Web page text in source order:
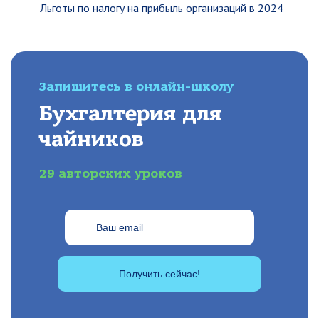
Льготы по налогу на прибыль организаций в 2024
Запишитесь в онлайн-школу
Бухгалтерия для
чайников
29 авторских уроков
Получить сейчас!